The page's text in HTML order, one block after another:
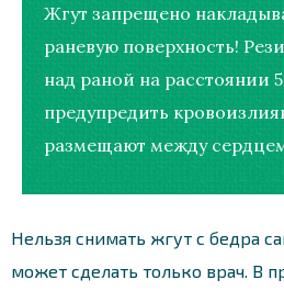
Жгут запрещено
раневую поверхность!
над раной на расстоянии
предупредить
размещают между
Нельзя снимать жгут с бедра
может сделать только врач. В